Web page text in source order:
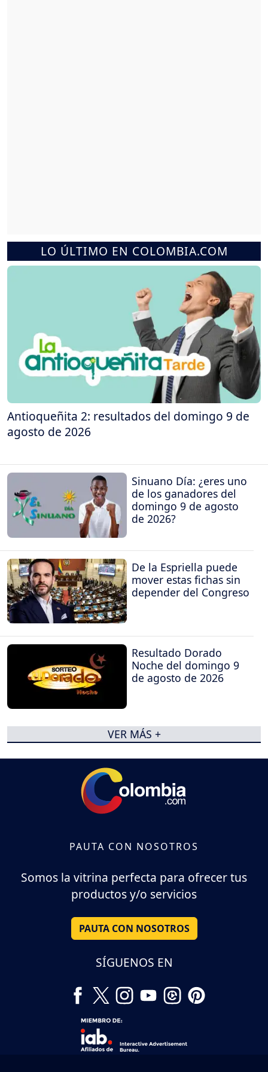
LO ÚLTIMO EN COLOMBIA.COM
Antioqueñita 2: resultados del domingo 9 de
agosto de 2026
Sinuano Día: ¿eres uno
de los ganadores del
domingo 9 de agosto
de 2026?
De la Espriella puede
mover estas fichas sin
depender del Congreso
Resultado Dorado
Noche del domingo 9
de agosto de 2026
VER MÁS +
PAUTA CON NOSOTROS
Somos la vitrina perfecta para ofrecer tus
productos y/o servicios
PAUTA CON NOSOTROS
SÍGUENOS EN